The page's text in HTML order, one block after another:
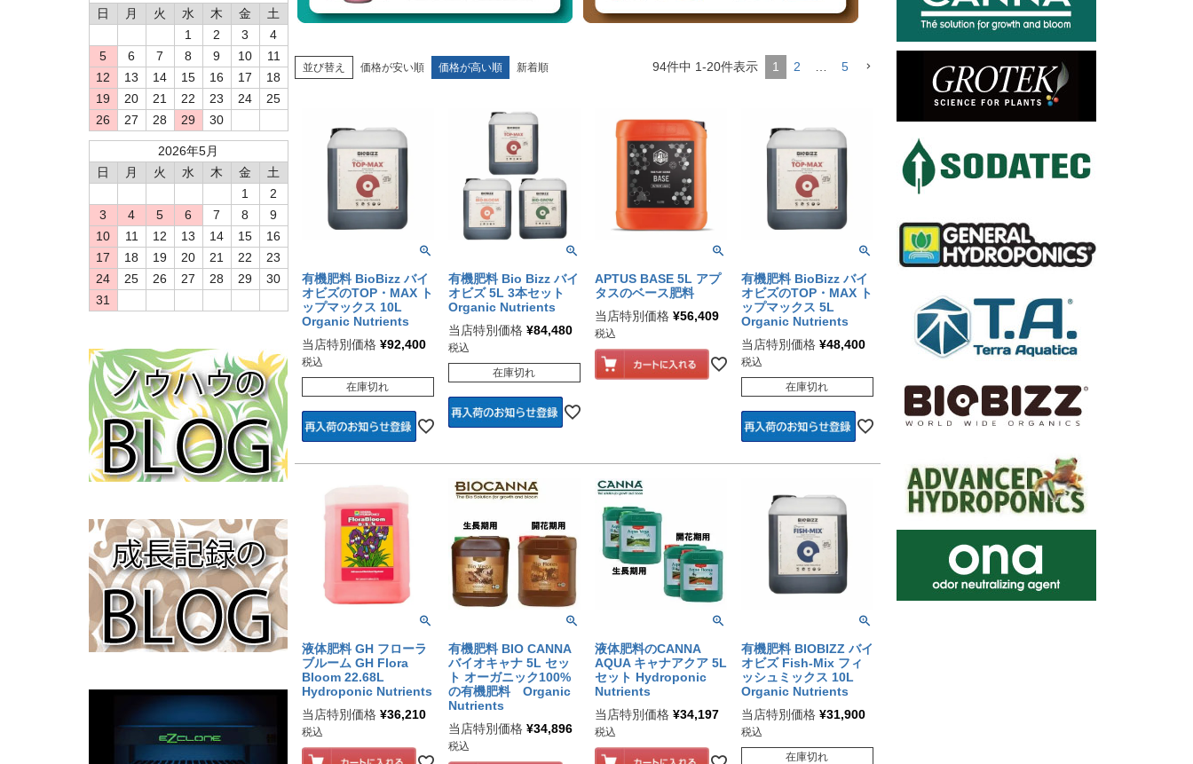
日
月 火 水 木 金
土
1
2 3
4
5
6 7 8 9 10
11
12
13 14 15 16 17
18
19
20 21 22 23 24
25
26
27 28 29 30
2026年5月
日
月 火 水 木 金
土
1
2
3
4 5 6 7 8
9
10
11 12 13 14 15
16
17
18 19 20 21 22
23
24
25 26 27 28 29
30
31
並び替え 価格が安い順 価格が高い順 新着順 94件中 1-20件表示 1 2 … 5
有機肥料 BioBizz バイ
オビズのTOP・MAX ト
ップマックス 10L
Organic Nutrients
当店特別価格 ¥92,400
税込
在庫切れ
有機肥料 Bio Bizz バイ
オビズ 5L 3本セット
Organic Nutrients
当店特別価格 ¥84,480
税込
在庫切れ
APTUS BASE 5L アプ
タスのベース肥料
当店特別価格 ¥56,409
税込
有機肥料 BioBizz バイ
オビズのTOP・MAX ト
ップマックス 5L
Organic Nutrients
当店特別価格 ¥48,400
税込
在庫切れ
液体肥料 GH フローラ
ブルーム GH Flora
Bloom 22.68L
Hydroponic Nutrients
当店特別価格 ¥36,210
税込
有機肥料 BIO CANNA
バイオキャナ 5L セッ
ト オーガニック100%
の有機肥料 Organic
Nutrients
当店特別価格 ¥34,896
税込
液体肥料のCANNA
AQUA キャナアクア 5L
セット Hydroponic
Nutrients
当店特別価格 ¥34,197
税込
有機肥料 BIOBIZZ バイ
オビズ Fish-Mix フィ
ッシュミックス 10L
Organic Nutrients
当店特別価格 ¥31,900
税込
在庫切れ